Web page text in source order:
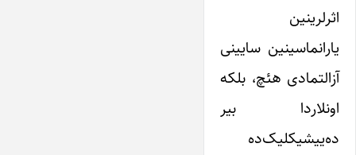
اثرلرینین
یارانماسینین سایینی
آزالتمادی هئچ، بلکه
اونلاردا بیر
ده‌ییشیکلیک‌ده